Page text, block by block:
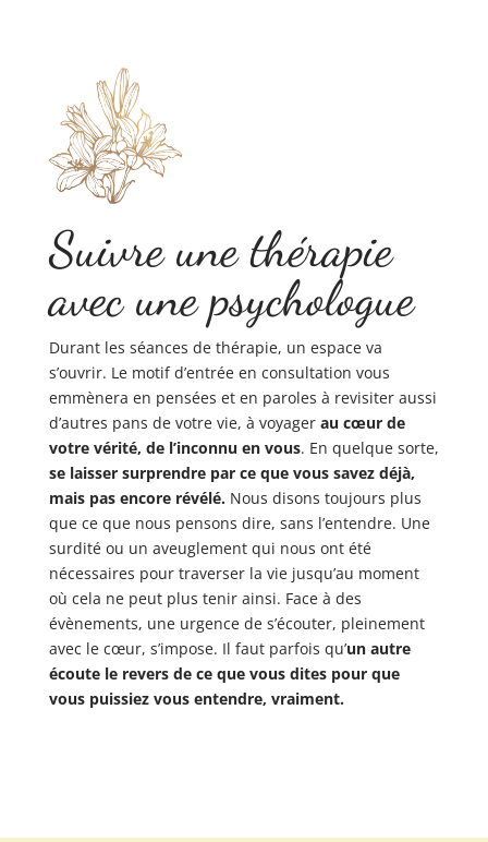
Suivre une thérapie
avec une psychologue
Durant les séances de thérapie, un espace va
s’ouvrir. Le motif d’entrée en consultation vous
emmènera en pensées et en paroles à revisiter aussi
d’autres pans de votre vie, à voyager au cœur de
votre vérité, de l’inconnu en vous. En quelque sorte,
se laisser surprendre par ce que vous savez déjà,
mais pas encore révélé. Nous disons toujours plus
que ce que nous pensons dire, sans l’entendre. Une
surdité ou un aveuglement qui nous ont été
nécessaires pour traverser la vie jusqu’au moment
où cela ne peut plus tenir ainsi. Face à des
évènements, une urgence de s’écouter, pleinement
avec le cœur, s’impose. Il faut parfois qu’un autre
écoute le revers de ce que vous dites pour que
vous puissiez vous entendre, vraiment.